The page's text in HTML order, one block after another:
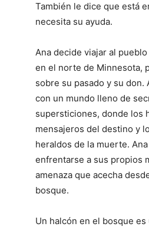
También le dice que está
necesita su ayuda.
Ana decide viajar al
en el norte de Minnesota,
sobre su pasado y su don.
con un mundo lleno de
supersticiones, donde los
mensajeros del destino y
heraldos de la muerte.
enfrentarse a sus propios
amenaza que acecha
bosque.
Un halcón en el bosque es